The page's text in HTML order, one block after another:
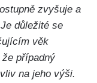
zvyšuje a
důležité se
věk
že případný
na jeho výši.